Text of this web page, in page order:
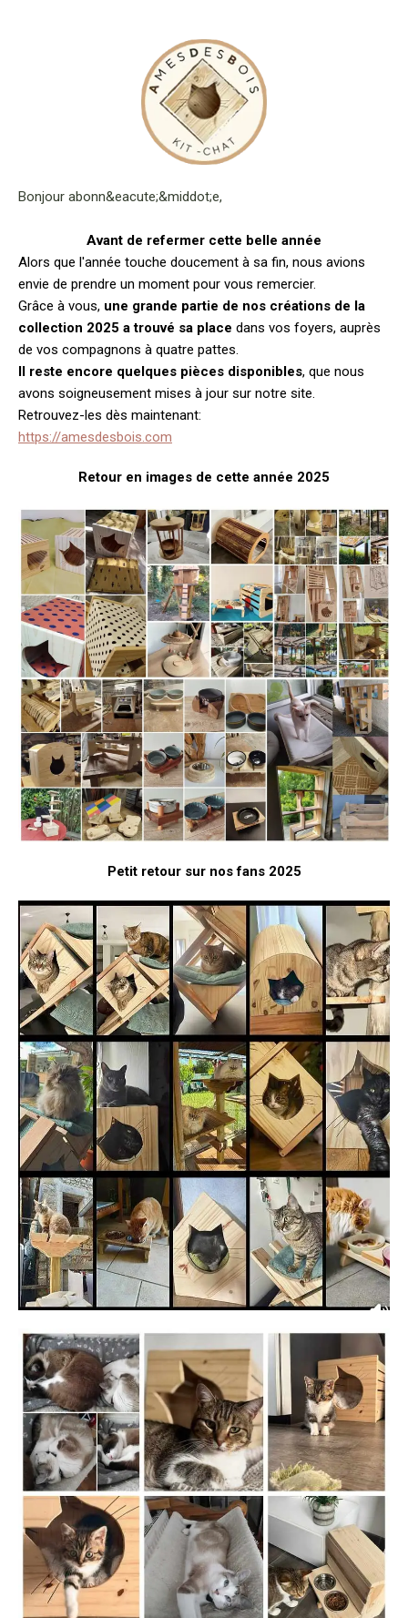
Bonjour abonn&eacute;&middot;e,
Avant de refermer cette belle année
Alors que l'année touche doucement à sa fin, nous avions
envie de prendre un moment pour vous remercier.
Grâce à vous, une grande partie de nos créations de la
collection 2025 a trouvé sa place dans vos foyers, auprès
de vos compagnons à quatre pattes.
Il reste encore quelques pièces disponibles, que nous
avons soigneusement mises à jour sur notre site.
Retrouvez-les dès maintenant:
https://amesdesbois.com
Retour en images de cette année 2025
Petit retour sur nos fans 2025